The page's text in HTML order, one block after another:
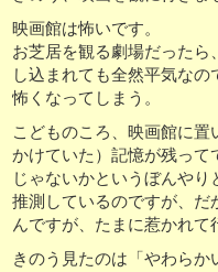
映画館は怖いです。
お芝居を観る劇場だった
し込まれても全然平気な
怖くなってしまう。
こどものころ、映画館に
かけていた）記憶が残って
じゃないかというぼんや
推測しているのですが、だ
んですが、たまに惹かれ
きのう見たのは「やわらか